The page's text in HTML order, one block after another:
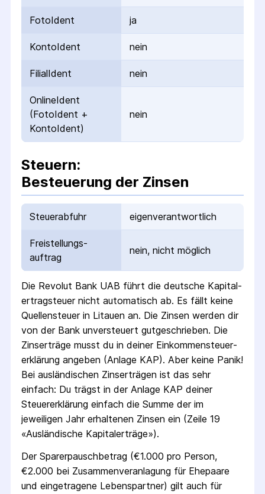
FotoIdent ja
KontoIdent nein
FilialIdent nein
OnlineIdent
(FotoIdent +
KontoIdent)
nein
Steuern:
Besteuerung der Zinsen
Steuerabfuhr eigenverantwortlich
Freistellungs­
auftrag
nein, nicht möglich
Die Revolut Bank UAB führt die deutsche Kapital­
ertrag­steuer nicht automatisch ab. Es fällt keine
Quellen­steuer in Litauen an. Die Zinsen werden dir
von der Bank unversteuert gutgeschrieben. Die
Zins­erträge musst du in deiner Einkommen­steuer­
erklärung angeben (Anlage KAP). Aber keine Panik!
Bei ausländischen Zins­erträgen ist das sehr
einfach: Du trägst in der Anlage KAP deiner
Steuer­erklärung einfach die Summe der im
jeweiligen Jahr erhaltenen Zinsen ein (Zeile 19
«Ausländische Kapital­erträge»).
Der Sparer­pausch­betrag (€1.000 pro Person,
€2.000 bei Zusammen­veranlagung für Ehepaare
und eingetragene Lebens­partner) gilt auch für